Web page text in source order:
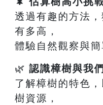
透過有趣的方法
有多高，
體驗自然觀察與簡
🌿 認識樟樹與我
了解樟樹的特色
樹資源，